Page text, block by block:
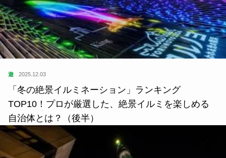
遊 2025.12.03
「冬の絶景イルミネーション」ランキング
TOP10！プロが厳選した、絶景イルミを楽しめる
自治体とは？（後半）